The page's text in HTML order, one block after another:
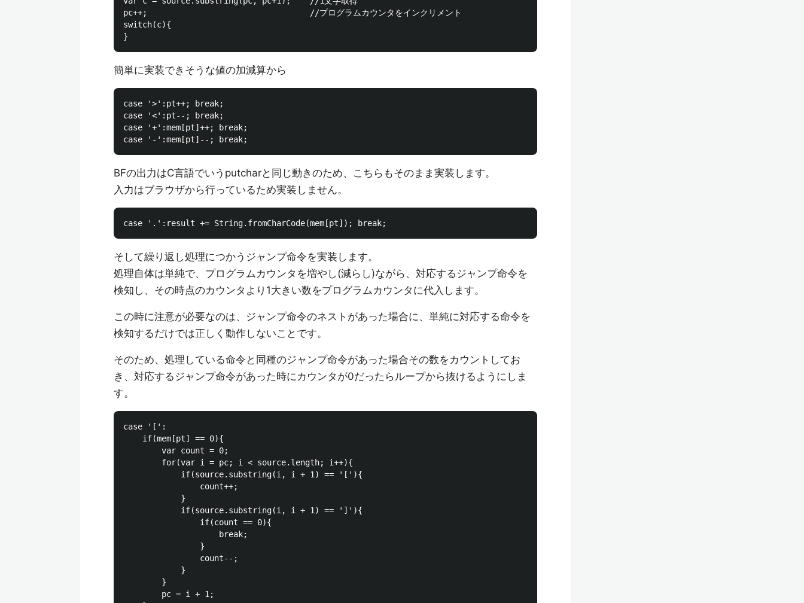
pc++;                                  //プログラムカウンタをインクリメント
switch(c){
簡単に実装できそうな値の加減算から
case '>':pt++; break;
case '<':pt--; break;
case '+':mem[pt]++; break;
BFの出力はC言語でいうputcharと同じ動きのため、こちらもそのまま実装します。
入力はブラウザから行っているため実装しません。
そして繰り返し処理につかうジャンプ命令を実装します。
処理自体は単純で、プログラムカウンタを増やし(減らし)ながら、対応するジャンプ命令を
検知し、その時点のカウンタより1大きい数をプログラムカウンタに代入します。
この時に注意が必要なのは、ジャンプ命令のネストがあった場合に、単純に対応する命令を
検知するだけでは正しく動作しないことです。
そのため、処理している命令と同種のジャンプ命令があった場合その数をカウントしてお
き、対応するジャンプ命令があった時にカウンタが0だったらループから抜けるようにしま
す。
case '[':